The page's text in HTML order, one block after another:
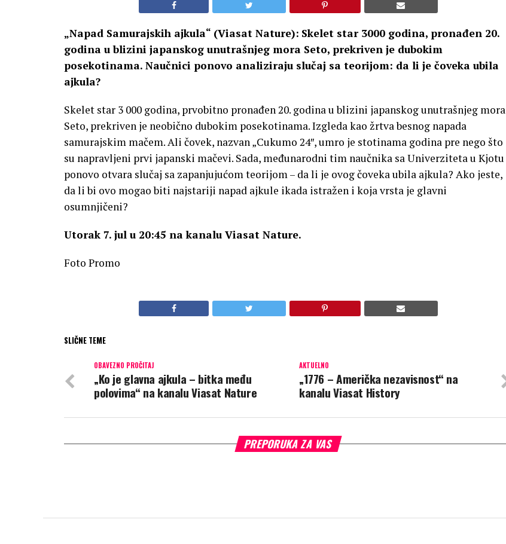
„Napad Samurajskih ajkula“ (Viasat Nature): Skelet star 3000 godina, pronađen 20.
godina u blizini japanskog unutrašnjeg mora Seto, prekriven je dubokim
posekotinama. Naučnici ponovo analiziraju slučaj sa teorijom: da li je čoveka ubila
ajkula?
Skelet star 3 000 godina, prvobitno pronađen 20. godina u blizini japanskog unutrašnjeg mora
Seto, prekriven je neobično dubokim posekotinama. Izgleda kao žrtva besnog napada
samurajskim mačem. Ali čovek, nazvan „Cukumo 24″, umro je stotinama godina pre nego što
su napravljeni prvi japanski mačevi. Sada, međunarodni tim naučnika sa Univerziteta u Kjotu
ponovo otvara slučaj sa zapanjujućom teorijom – da li je ovog čoveka ubila ajkula? Ako jeste,
da li bi ovo mogao biti najstariji napad ajkule ikada istražen i koja vrsta je glavni
osumnjičeni?
Utorak 7. jul u 20:45 na kanalu Viasat Nature.
Foto Promo
SLIČNE TEME
AKTUELNO
„1776 – Američka nezavisnost“ na
kanalu Viasat History
OBAVEZNO PROČITAJ
„Ko je glavna ajkula – bitka među
polovima“ na kanalu Viasat Nature
PREPORUKA ZA VAS